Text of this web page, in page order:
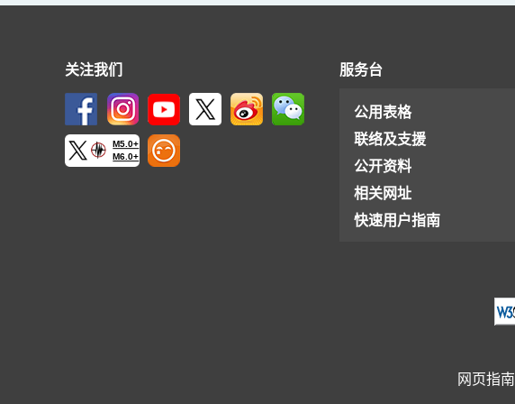
关注我们
M5.0+
M6.0+
服务台
公用表格
联络及支援
公开资料
相关网址
快速用户指南
网页指南